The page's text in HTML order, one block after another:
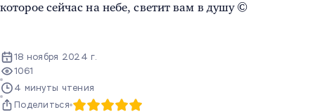
которое сейчас на небе, светит вам в душу ©
18 ноября 2024 г.
1061
4 минуты чтения
Поделиться